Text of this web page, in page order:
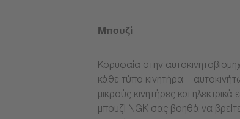
Μπουζί
Κορυφαία στην
κάθε τύπο κινητήρα –
μικρούς κινητήρες και
μπουζί NGK σας βοηθά να